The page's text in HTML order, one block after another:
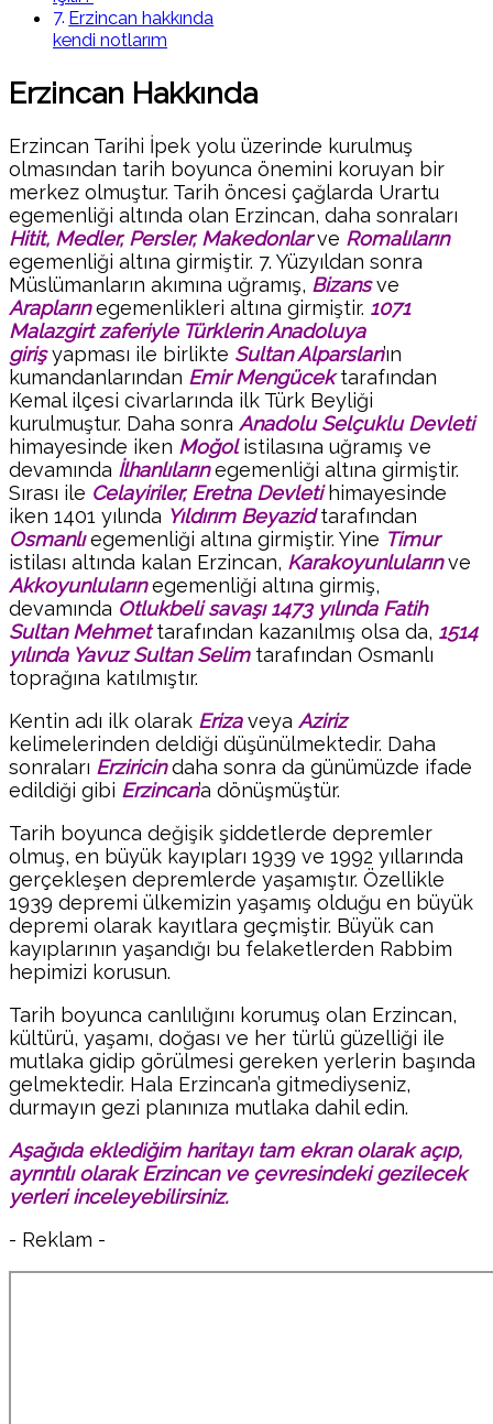
Erzincan hakkında
kendi notlarım
Erzincan Hakkında
Erzincan Tarihi İpek yolu üzerinde kurulmuş
olmasından tarih boyunca önemini koruyan bir
merkez olmuştur. Tarih öncesi çağlarda Urartu
egemenliği altında olan Erzincan, daha sonraları
Hitit, Medler, Persler, Makedonlarve Romalıların
egemenliği altına girmiştir. 7. Yüzyıldan sonra
Müslümanların akımına uğramış, Bizansve
Araplarınegemenlikleri altına girmiştir. 1071
Malazgirt zaferiyle Türklerin Anadoluya
girişyapması ile birlikte Sultan Alparslan’ın
kumandanlarından Emir Mengücektarafından
Kemal ilçesi civarlarında ilk Türk Beyliği
kurulmuştur. Daha sonra Anadolu Selçuklu Devleti
himayesinde iken Moğolistilasına uğramış ve
devamında İlhanlılarınegemenliği altına girmiştir.
Sırası ile Celayiriler, Eretna Devletihimayesinde
iken 1401 yılında Yıldırım Beyazidtarafından
Osmanlıegemenliği altına girmiştir. Yine Timur
istilası altında kalan Erzincan, Karakoyunlularınve
Akkoyunlularınegemenliği altına girmiş,
devamında Otlukbeli savaşı 1473 yılında Fatih
Sultan Mehmettarafından kazanılmış olsa da, 1514
yılında Yavuz Sultan Selimtarafından Osmanlı
toprağına katılmıştır.
Kentin adı ilk olarak Erizaveya Aziriz
kelimelerinden deldiği düşünülmektedir. Daha
sonraları Erziricindaha sonra da günümüzde ifade
edildiği gibi Erzincan’a dönüşmüştür.
Tarih boyunca değişik şiddetlerde depremler
olmuş, en büyük kayıpları 1939 ve 1992 yıllarında
gerçekleşen depremlerde yaşamıştır. Özellikle
1939 depremi ülkemizin yaşamış olduğu en büyük
depremi olarak kayıtlara geçmiştir. Büyük can
kayıplarının yaşandığı bu felaketlerden Rabbim
hepimizi korusun.
Tarih boyunca canlılığını korumuş olan Erzincan,
kültürü, yaşamı, doğası ve her türlü güzelliği ile
mutlaka gidip görülmesi gereken yerlerin başında
gelmektedir. Hala Erzincan’a gitmediyseniz,
durmayın gezi planınıza mutlaka dahil edin.
Aşağıda eklediğim haritayı tam ekran olarak açıp,
ayrıntılı olarak Erzincan ve çevresindeki gezilecek
yerleri inceleyebilirsiniz.
- Reklam -